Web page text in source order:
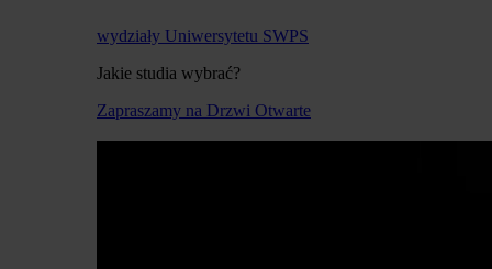
wydziały Uniwersytetu SWPS
Jakie studia wybrać?
Zapraszamy na Drzwi Otwarte